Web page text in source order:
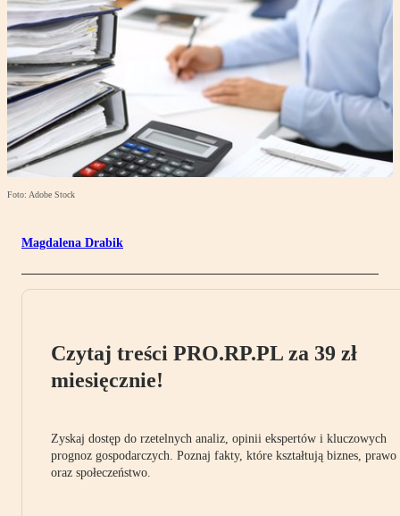
Foto: Adobe Stock
Magdalena Drabik
Czytaj treści PRO.RP.PL za 39 zł
miesięcznie!
Zyskaj dostęp do rzetelnych analiz, opinii ekspertów i kluczowych
prognoz gospodarczych. Poznaj fakty, które kształtują biznes, prawo
oraz społeczeństwo.